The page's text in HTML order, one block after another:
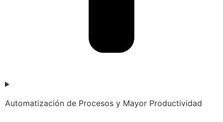
Automatización de Procesos y Mayor Productividad